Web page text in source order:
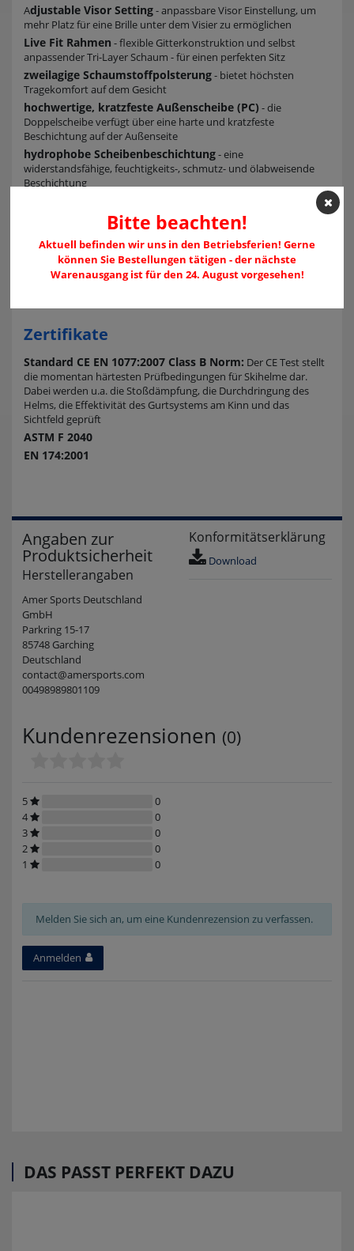
Adjustable Visor Setting- anpassbare Visor Einstellung, um
mehr Platz für eine Brille unter dem Visier zu ermöglichen
Live Fit Rahmen - flexible Gitterkonstruktion und selbst
anpassender Tri-Layer Schaum - für einen perfekten Sitz
zweilagige Schaumstoffpolsterung- bietet höchsten
Tragekomfort auf dem Gesicht
hochwertige, kratzfeste Außenscheibe (PC) - die
Doppelscheibe verfügt über eine harte und kratzfeste
Beschichtung auf der Außenseite
hydrophobe Scheibenbeschichtung- eine
widerstandsfähige, feuchtigkeits-, schmutz- und ölabweisende
Beschichtung
Beschlagen des Visiers
Extras
Helmtasche
Zertifikate
Standard CE EN 1077:2007 Class B Norm: Der CE Test stellt
die momentan härtesten Prüfbedingungen für Skihelme dar.
Dabei werden u.a. die Stoßdämpfung, die Durchdringung des
Helms, die Effektivität des Gurtsystems am Kinn und das
Sichtfeld geprüft
ASTM F 2040
EN 174:2001
Angaben zur
Produktsicherheit
Herstellerangaben
Amer Sports Deutschland
GmbH
Parkring 15-17
85748 Garching
Deutschland
contact@amersports.com
00498989801109
Konformitätserklärung
Download
Kundenrezensionen (0)
5
0
4
0
3
0
2
0
1
0
Melden Sie sich an, um eine Kundenrezension zu verfassen.
Anmelden
DAS PASST PERFEKT DAZU
Bitte beachten!
Aktuell befinden wir uns in den Betriebsferien! Gerne
können Sie Bestellungen tätigen - der nächste
Warenausgang ist für den 24. August vorgesehen!